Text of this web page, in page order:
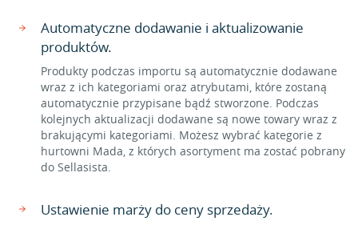
Automatyczne dodawanie i aktualizowanie
produktów.
Produkty podczas importu są automatycznie dodawane
wraz z ich kategoriami oraz atrybutami, które zostaną
automatycznie przypisane bądź stworzone. Podczas
kolejnych aktualizacji dodawane są nowe towary wraz z
brakującymi kategoriami. Możesz wybrać kategorie z
hurtowni Mada, z których asortyment ma zostać pobrany
do Sellasista.
Ustawienie marży do ceny sprzedaży.